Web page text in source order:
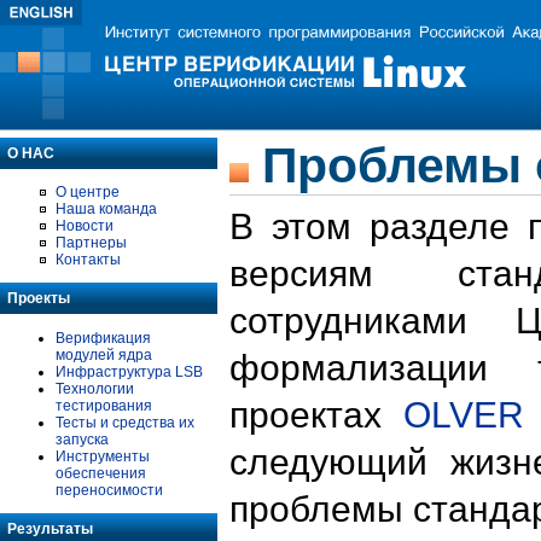
О НАС
О центре
Наша команда
Новости
Партнеры
Контакты
Проекты
Верификация
модулей ядра
Инфраструктура LSB
Технологии
тестирования
Тесты и средства их
запуска
Инструменты
обеспечения
переносимости
Результаты
Проблемы
В этом разделе
версиям
формализации
проектах OLVER
следующий
проблемы